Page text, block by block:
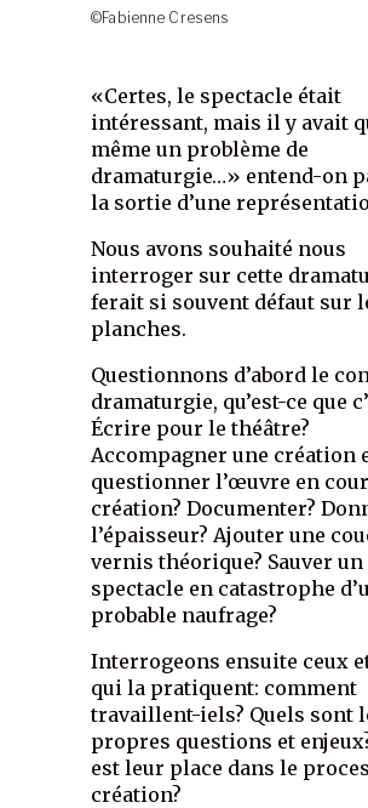
©Fabienne Cresens
«Certes, le spectacle était
intéressant, mais il y avait
même un problème de
dramaturgie…» entend-on
la sortie d’une
Nous avons souhaité nous
interroger sur cette
ferait si souvent défaut sur
planches.
Questionnons d’abord le
dramaturgie, qu’est-ce que
Écrire pour le théâtre?
Accompagner une création
questionner l’œuvre en
création? Documenter?
l’épaisseur? Ajouter une
vernis théorique? Sauver un
spectacle en catastrophe
probable naufrage?
Interrogeons ensuite ceux
qui la pratiquent: comment
travaillent-iels? Quels sont
propres questions et
est leur place dans le
création?